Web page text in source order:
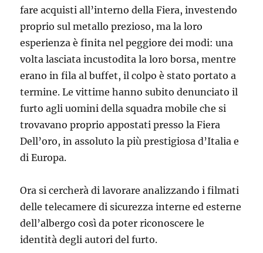
fare acquisti all’interno della Fiera, investendo
proprio sul metallo prezioso, ma la loro
esperienza è finita nel peggiore dei modi: una
volta lasciata incustodita la loro borsa, mentre
erano in fila al buffet, il colpo è stato portato a
termine. Le vittime hanno subito denunciato il
furto agli uomini della squadra mobile che si
trovavano proprio appostati presso la Fiera
Dell’oro, in assoluto la più prestigiosa d’Italia e
di Europa.
Ora si cercherà di lavorare analizzando i filmati
delle telecamere di sicurezza interne ed esterne
dell’albergo così da poter riconoscere le
identità degli autori del furto.